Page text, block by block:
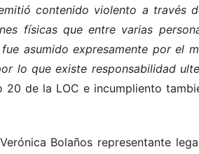
contenido violento a través
físicas que entre varias
asumido expresamente por el
lo que existe responsabilidad
de la LOC e incumpliento
Bolaños representante